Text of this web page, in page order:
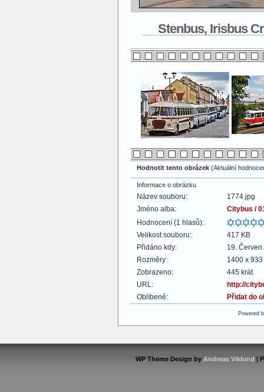
Stenbus, Irisbus
Hodnotit tento obrázek (Aktuální
Informace o obrázku
Název souboru:
1774.jpg
Jméno alba:
Citybus /
Hodnocení (1 hlasů):
Velikost souboru:
417 KB
Přidáno kdy:
19.
Rozměry:
1400 x
Zobrazeno:
445 krát
URL:
http://
Oblíbené:
Přidat do
Powered
WP Theme Design by Andreas Viklund |